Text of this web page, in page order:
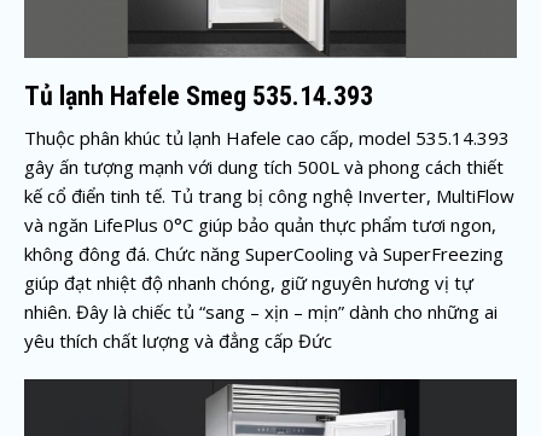
Tủ lạnh Hafele Smeg 535.14.393
Thuộc phân khúc tủ lạnh Hafele cao cấp, model 535.14.393
gây ấn tượng mạnh với dung tích 500L và phong cách thiết
kế cổ điển tinh tế. Tủ trang bị công nghệ Inverter, MultiFlow
và ngăn LifePlus 0°C giúp bảo quản thực phẩm tươi ngon,
không đông đá. Chức năng SuperCooling và SuperFreezing
giúp đạt nhiệt độ nhanh chóng, giữ nguyên hương vị tự
nhiên. Đây là chiếc tủ “sang – xịn – mịn” dành cho những ai
yêu thích chất lượng và đẳng cấp Đức